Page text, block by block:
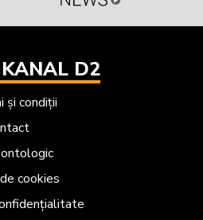
D2
și condiții
cookies